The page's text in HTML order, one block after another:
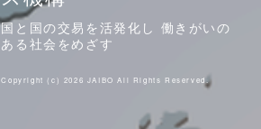
国と国の交易を活発化し 働きがいの
ある社会をめざす
Copyright (c) 2026 JAIBO All Rights Reserved.